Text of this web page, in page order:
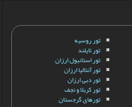
تور روسیه
تور تایلند
تور استانبول ارزان
تور آنتالیا ارزان
تور دبی ارزان
تور کربلا و نجف
تورهای گرجستان